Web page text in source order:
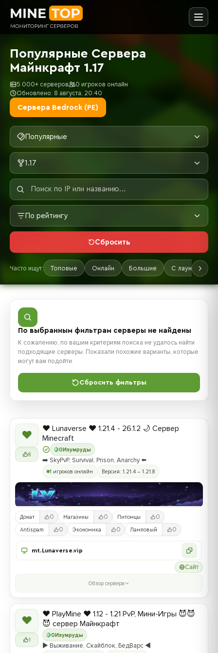
Популярные Сервера
Майнкрафт 1.17
5 000+ серверов
0 игроков онлайн
Обновлено: 8 августа, 20:40
Сервера Bedrock (PE)
Популярные
1.17
По рейтингу
Сбросить
Часто ищут: Топовые Онлайн Большие С лаунчером
По выбранным фильтрам серверы не найдены
К сожалению, по вашим критериям поиска не удалось найти
подходящие серверы. Показали похожие варианты, которые
могут вам подойти.
Сбросить фильтры
❤
8
0Изумруды
❤️ Lunaverse ❤️ 1.21.4 - 26.1.2 🌙 Сервер
Minecraft
➡️ SkyPvP, Survival, Prison, Anarchy ⬅️
1 игроков онлайн Версия: 1.21.4 – 1.21.8
Донат 0 Магазины 0 Питомцы 0
Antispam 0 Экономика 0 Ламповый 0
mt.Lunaverse.vip
Сайт
Обзор сервера
❤
1
0Изумруды
❤️ PlayMine ❤️ 1.12 - 1.21 PvP, Мини-Игры 😈😈
😈 сервер Майнкрафт
▶️ Выживание, Скайблок, БедВарс ◀️